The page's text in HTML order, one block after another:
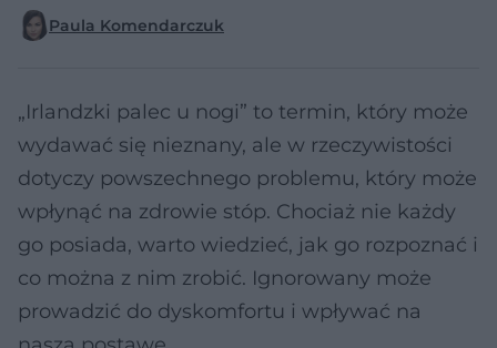
Paula Komendarczuk
„Irlandzki palec u nogi” to termin, który może
wydawać się nieznany, ale w rzeczywistości
dotyczy powszechnego problemu, który może
wpłynąć na zdrowie stóp. Chociaż nie każdy
go posiada, warto wiedzieć, jak go rozpoznać i
co można z nim zrobić. Ignorowany może
prowadzić do dyskomfortu i wpływać na